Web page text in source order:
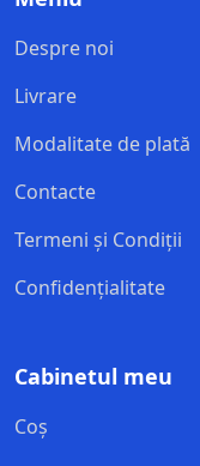
Despre noi
Livrare
Modalitate de plată
Contacte
Termeni și Condiții
Confidențialitate
Cabinetul meu
Coș